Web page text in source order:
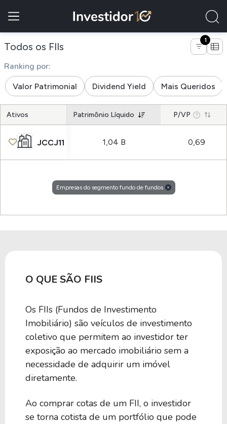
Todos os FIIs de empresas do segmento fundo
1
Ranking por:
Valor Patrimonial Dividend Yield Mais Queridos
Ativos Patrimônio Líquido P/VP
JCCJ11 1,04 B 0,69
Empresas do segmento fundo de fundos
O QUE SÃO FIIS
Os FIIs (Fundos de Investimento
Imobiliário) são veículos de investimento
coletivo que permitem ao investidor ter
exposição ao mercado imobiliário sem a
necessidade de adquirir um imóvel
diretamente.
Ao comprar cotas de um FII, o investidor
se torna cotista de um portfólio que pode